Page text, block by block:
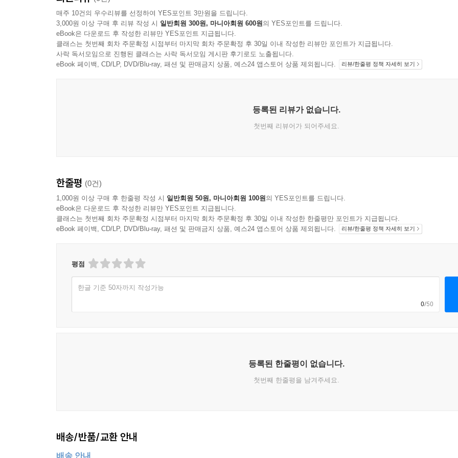
매주 10건의 우수리뷰를 선정하여 YES포인트 3만원을 드립니다.
3,000원 이상 구매 후 리뷰 작성 시 일반회원 300원, 마니아회원 600원의 YES포인트를 드립니다.
eBook은 다운로드 후 작성한 리뷰만 YES포인트 지급됩니다.
클래스는 첫번째 회차 주문확정 시점부터 마지막 회차 주문확정 후 30일 이내 작성한 리뷰만 포인트가 지급됩니다.
사락 독서모임으로 진행된 클래스는 사락 독서모임 게시판 후기로도 노출됩니다.
eBook 페이백, CD/LP, DVD/Blu-ray, 패션 및 판매금지 상품, 예스24 앱스토어 상품 제외됩니다.
리뷰/한줄평 정책 자세히 보기
등록된 리뷰가 없습니다.
첫번째 리뷰어가 되어주세요.
한줄평 (0건)
1,000원 이상 구매 후 한줄평 작성 시 일반회원 50원, 마니아회원 100원의 YES포인트를 드립니다.
eBook은 다운로드 후 작성한 리뷰만 YES포인트 지급됩니다.
클래스는 첫번째 회차 주문확정 시점부터 마지막 회차 주문확정 후 30일 이내 작성한 한줄평만 포인트가 지급됩니다.
eBook 페이백, CD/LP, DVD/Blu-ray, 패션 및 판매금지 상품, 예스24 앱스토어 상품 제외됩니다.
리뷰/한줄평 정책 자세히 보기
평점
한글 기준 50자까지 작성가능
0/50
등록된 한줄평이 없습니다.
첫번째 한줄평을 남겨주세요.
배송/반품/교환 안내
배송 안내